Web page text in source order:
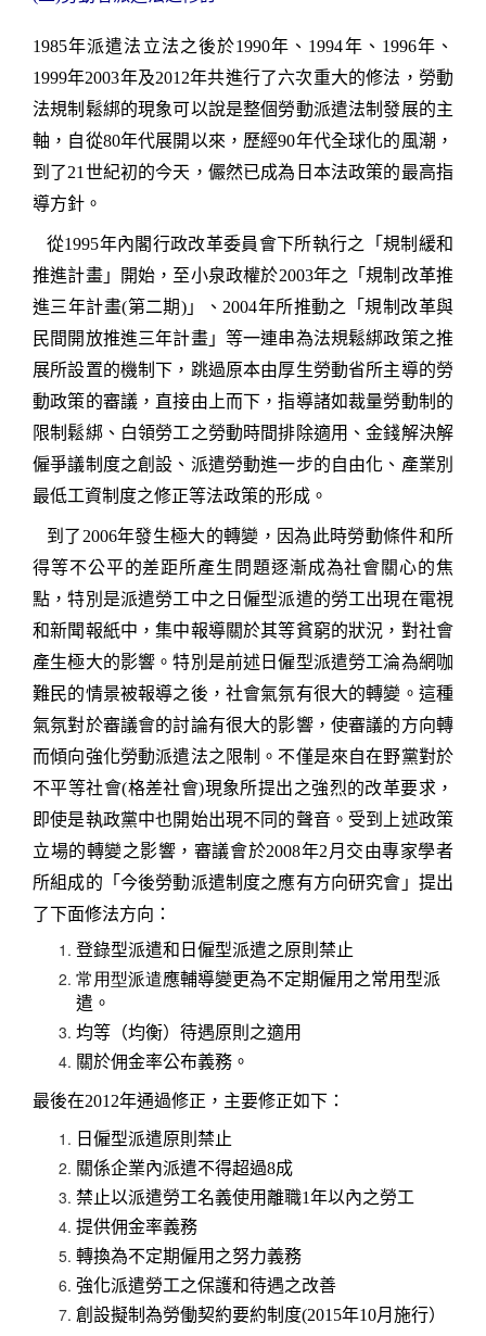
1985年派遣法立法之後於1990年、 1994年、 1996年、
1999年2003年及2012年共進行了六次重大的修法 ，勞動
法規制鬆綁的現象可以說是整個勞動派遣法制發展的主
軸，自從80年代展開以來，歷經90年代全球化的風潮，
到了21 世紀初的今天，儼然已成為日本法政策的最高指
導方針。
從1995年內閣行政改革委員會下所執行之「規制緩和
推進計畫」開始，至小泉政權於2003年之「規制改革推
進三年計畫(第二期)」、 2004年所推動之「規制改革與
民間開放推進三年計畫」等一連串為法規鬆綁政策之推
展所設置的機制下，跳過原本由厚生勞動省所主導的勞
動政策的審議，直接由上而下，指導諸如裁量勞動制的
限制鬆綁、白領勞工之勞動時間排除適用、金錢解決解
僱爭議制度之創設、派遣勞動進一步的自由化、產業別
最低工資制度之修正等法政策的形成。
到了 2006年發生極大的轉變，因為此時勞動條件和所
得等不公平的差距所產生問題逐漸成為社會關心的焦
點，特別是派遣勞工中之日僱型派遣的勞工出現在電視
和新聞報紙中，集中報導關於其等貧窮的狀況，對社會
產生極大的影響。特別是前述日僱型派遣勞工淪為網咖
難民的情景被報導之後，社會氣氛有很大的轉變。這種
氣氛對於審議會的討論有很大的影響，使審議的方向轉
而傾向強化勞動派遣法之限制。不僅是來自在野黨對於
不平等社會(格差社會)現象所提出之強烈的改革要求，
即使是執政黨中也開始出現不同的聲音。受到上述政策
立場的轉變之影響，審議會於2008年2 月交由專家學者
所組成的「今後勞動派遣制度之應有方向研究會」提出
了下面修法方向：
登錄型派遣和日僱型派遣之原則禁止
常用型派遣應輔導變更為不定期僱用之常用型派
遣。
均等（均衡）待遇原則之適用
關於佣金率公布義務。
最後在2012年通過修正，主要修正如下：
日僱型派遣原則禁止
關係企業內派遣不得超過8成
禁止以派遣勞工名義使用離職1年以內之勞工
提供佣金率義務
轉換為不定期僱用之努力義務
強化派遣勞工之保護和待遇之改善
創設擬制為勞働契約要約制度(2015年10月施行）